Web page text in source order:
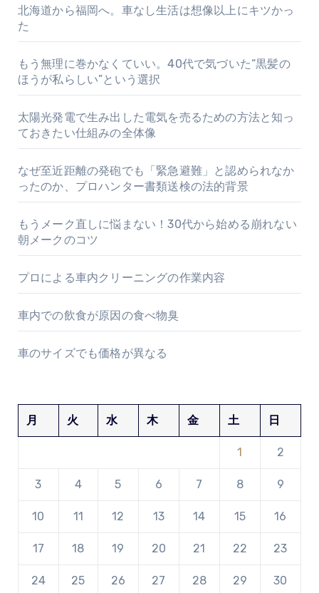
北海道から福岡へ。車なし生活は想像以上にキツかっ
た
もう無理に巻かなくていい。40代で気づいた“黒髪の
ほうが私らしい”という選択
太陽光発電で生み出した電気を売るための方法と知っ
ておきたい仕組みの全体像
なぜ至近距離の発砲でも「緊急避難」と認められなか
ったのか、プロハンター書類送検の法的背景
もうメーク直しに悩まない！30代から始める崩れない
朝メークのコツ
プロによる車内クリーニングの作業内容
車内での飲食が原因の食べ物臭
車のサイズでも価格が異なる
月 火 水 木 金 土 日
1 2
3 4 5 6 7 8 9
10 11 12 13 14 15 16
17 18 19 20 21 22 23
24 25 26 27 28 29 30